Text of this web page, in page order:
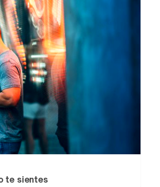
te sientes